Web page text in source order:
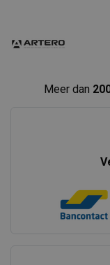
Meer dan